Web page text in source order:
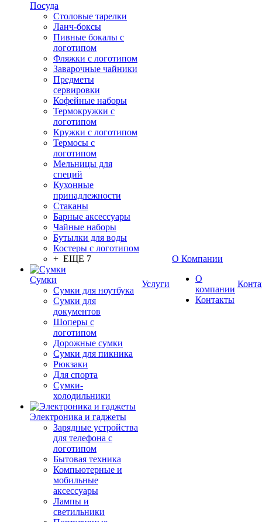
Посуда
Столовые тарелки
Ланч-боксы
Пивные бокалы с
логотипом
Фляжки с логотипом
Заварочные чайники
Предметы
сервировки
Кофейные наборы
Термокружки с
логотипом
Кружки с логотипом
Термосы с
логотипом
Мельницы для
специй
Кухонные
принадлежности
Стаканы
Барные аксессуары
Чайные наборы
Бутылки для воды
Костеры с логотипом
+ ЕЩЕ 7
Сумки
Сумки для ноутбука
Сумки для
документов
Шоперы с
логотипом
Дорожные сумки
Сумки для пикника
Рюкзаки
Для спорта
Сумки-
холодильники
Электроника и гаджеты
Зарядные устройства
для телефона с
логотипом
Бытовая техника
Компьютерные и
мобильные
аксессуары
Лампы и
светильники
Услуги
О Компании
О
компании
Контакты